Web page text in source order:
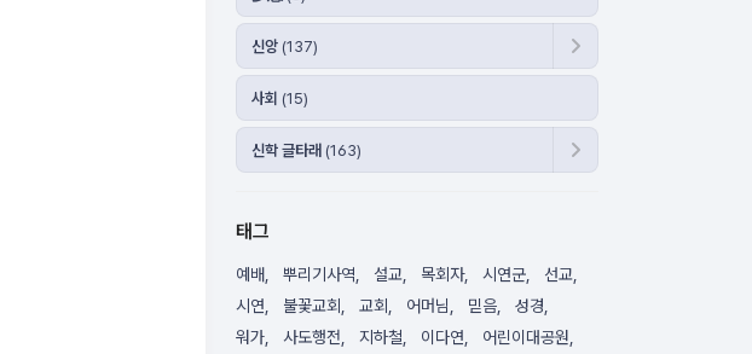
신앙 (137)
사회 (15)
신학 글타래 (163)
태그
예배 뿌리기사역 설교 목회자 시연군
선교
시연
불꽃교회 교회 어머님 믿음
성경
워가
사도행전 지하철 이다연
어린이대공원